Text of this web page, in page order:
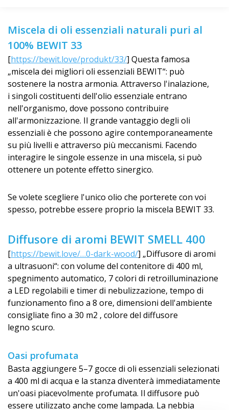
Miscela di oli essenziali naturali puri al
100% BEWIT 33
[https://bewit.love/produkt/33/] Questa famosa
„miscela dei migliori oli essenziali BEWIT“: può
sostenere la nostra armonia. Attraverso l'inalazione,
i singoli costituenti dell'olio essenziale entrano
nell'organismo, dove possono contribuire
all'armonizzazione. Il grande vantaggio degli oli
essenziali è che possono agire contemporaneamente
su più livelli e attraverso più meccanismi. Facendo
interagire le singole essenze in una miscela, si può
ottenere un potente effetto sinergico.
Se volete scegliere l'unico olio che porterete con voi
spesso, potrebbe essere proprio la miscela BEWIT 33.
Diffusore di aromi BEWIT SMELL 400
[https://bewit.love/…0-dark-wood/] „Diffusore di aromi
a ultrasuoni“: con volume del contenitore di 400 ml,
spegnimento automatico, 7 colori di retroilluminazione
a LED regolabili e timer di nebulizzazione, tempo di
funzionamento fino a 8 ore, dimensioni dell'ambiente
consigliate fino a 30 m2 , colore del diffusore
legno scuro.
Oasi profumata
Basta aggiungere 5–7 gocce di oli essenziali selezionati
a 400 ml di acqua e la stanza diventerà immediatamente
un'oasi piacevolmente profumata. Il diffusore può
essere utilizzato anche come lampada. La nebbia